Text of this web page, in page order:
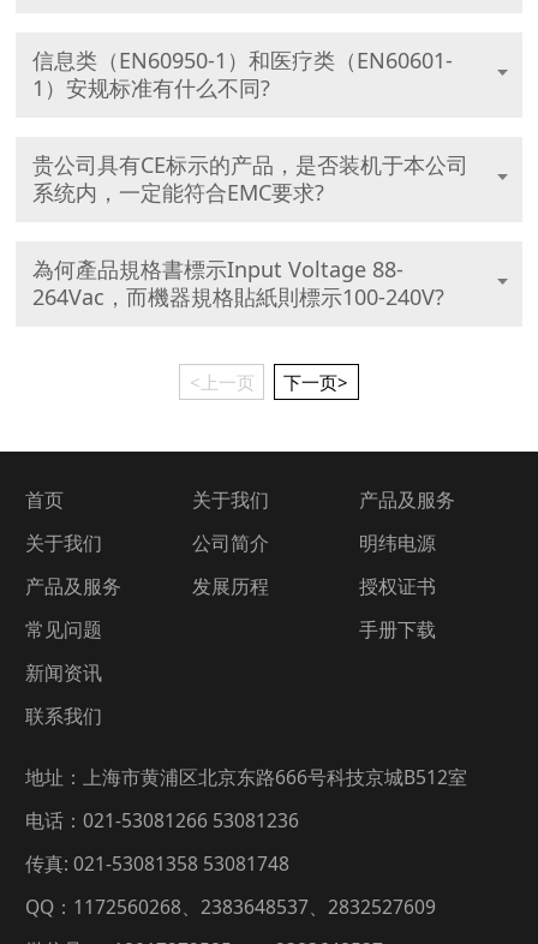
信息类（EN60950-1）和医疗类（EN60601-
1）安规标准有什么不同?
贵公司具有CE标示的产品，是否装机于本公司
系统内，一定能符合EMC要求?
為何產品規格書標示Input Voltage 88-
264Vac，而機器規格貼紙則標示100-240V?
<上一页 下一页>
首页
关于我们
产品及服务
常见问题
新闻资讯
联系我们
关于我们
公司简介
发展历程
产品及服务
明纬电源
授权证书
手册下载
地址：上海市黄浦区北京东路666号科技京城B512室
电话：021-53081266 53081236
传真: 021-53081358 53081748
QQ：1172560268、2383648537、2832527609